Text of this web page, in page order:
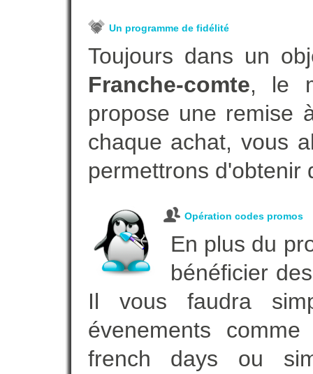
Un programme de fidélité
Toujours dans un
Franche-comte, le
propose une remise
chaque achat, vous
permettrons d'obtenir
Opération codes promos
En plus du
bénéficier
Il vous faudra
évenements
french days ou